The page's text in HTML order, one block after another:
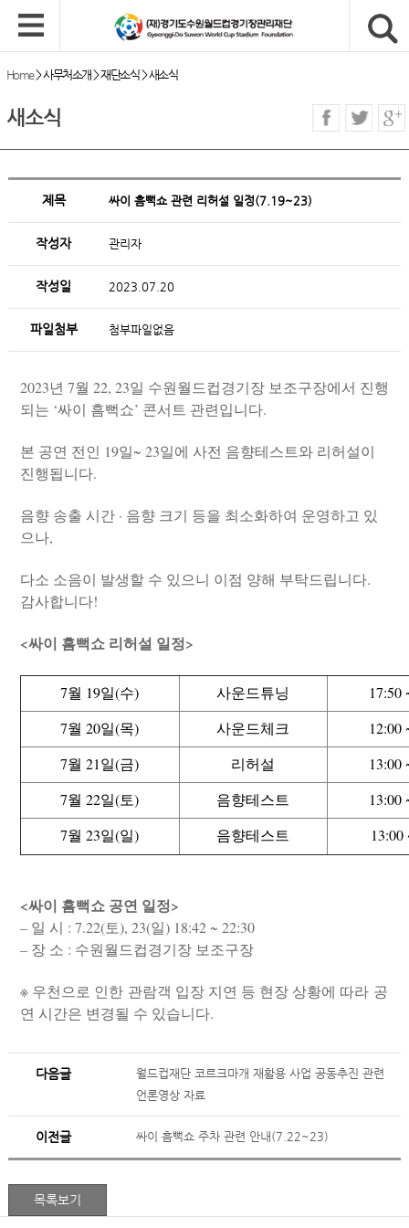
Home>사무처소개 >재단소식>새소식
새소식
제목 싸이 흠뻑쇼 관련 리허설 일정(7.19~23)
작성자 관리자
작성일 2023.07.20
파일첨부 첨부파일없음
2023년 7월 22, 23일 수원월드컵경기장 보조구장에서 진행
되는 ‘싸이 흠뻑쇼’ 콘서트 관련입니다.
본 공연 전인 19일~ 23일에 사전 음향테스트와 리허설이
진행됩니다.
음향 송출 시간 · 음향 크기 등을 최소화하여 운영하고 있
으나,
다소 소음이 발생할 수 있으니 이점 양해 부탁드립니다.
감사합니다!
<싸이 흠뻑쇼 리허설 일정>
7월 19일(수) 사운드튜닝
17:50
7월 20일(목)
사운드체크
12:00
7월 21일(금)
리허설
13:00
7월 22일(토)
음향테스트
13:00
7월 23일(일)
음향테스트 13:00
<싸이 흠뻑쇼 공연 일정>
– 일 시 : 7.22(토), 23(일) 18:42 ~ 22:30
– 장 소 : 수원월드컵경기장 보조구장
※ 우천으로 인한 관람객 입장 지연 등 현장 상황에 따라 공
연 시간은 변경될 수 있습니다.
다음글
월드컵재단 코르크마개 재활용 사업 공동추진 관련
언론영상 자료
이전글 싸이 흠뻑쇼 주차 관련 안내(7.22~23)